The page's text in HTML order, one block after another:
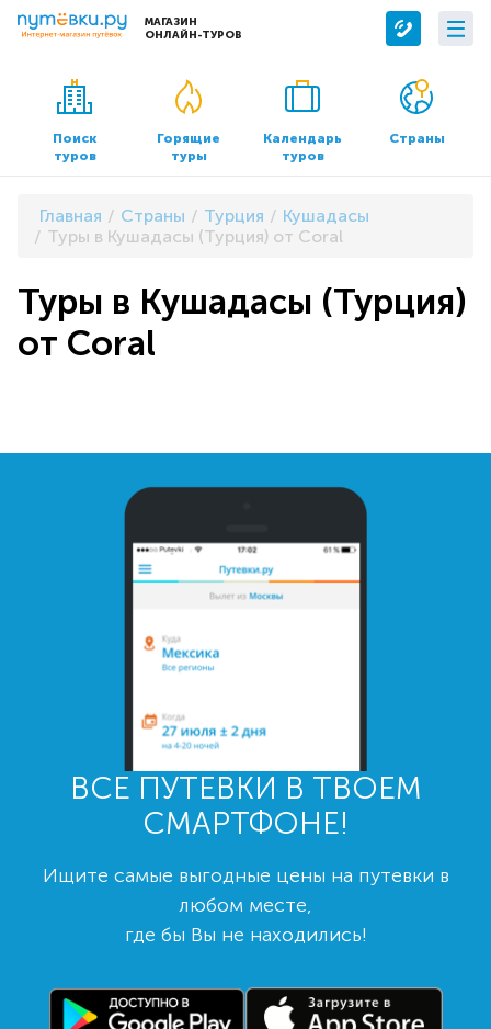
МАГАЗИН
ОНЛАЙН-ТУРОВ
Сервисы
Бронирование отелей
Трансфер
О компании
О нас
Контакты
Документы и реквизиты
Поиск
туров
Горящие
туры
Календарь
туров
Страны
Главная Страны Турция
Кушадасы
Туры в Кушадасы (Турция) от Coral
Туры в Кушадасы (Турция)
от Coral
ВСЕ ПУТЕВКИ В ТВОЕМ
СМАРТФОНЕ!
Ищите самые выгодные цены на путевки в
любом месте,
где бы Вы не находились!